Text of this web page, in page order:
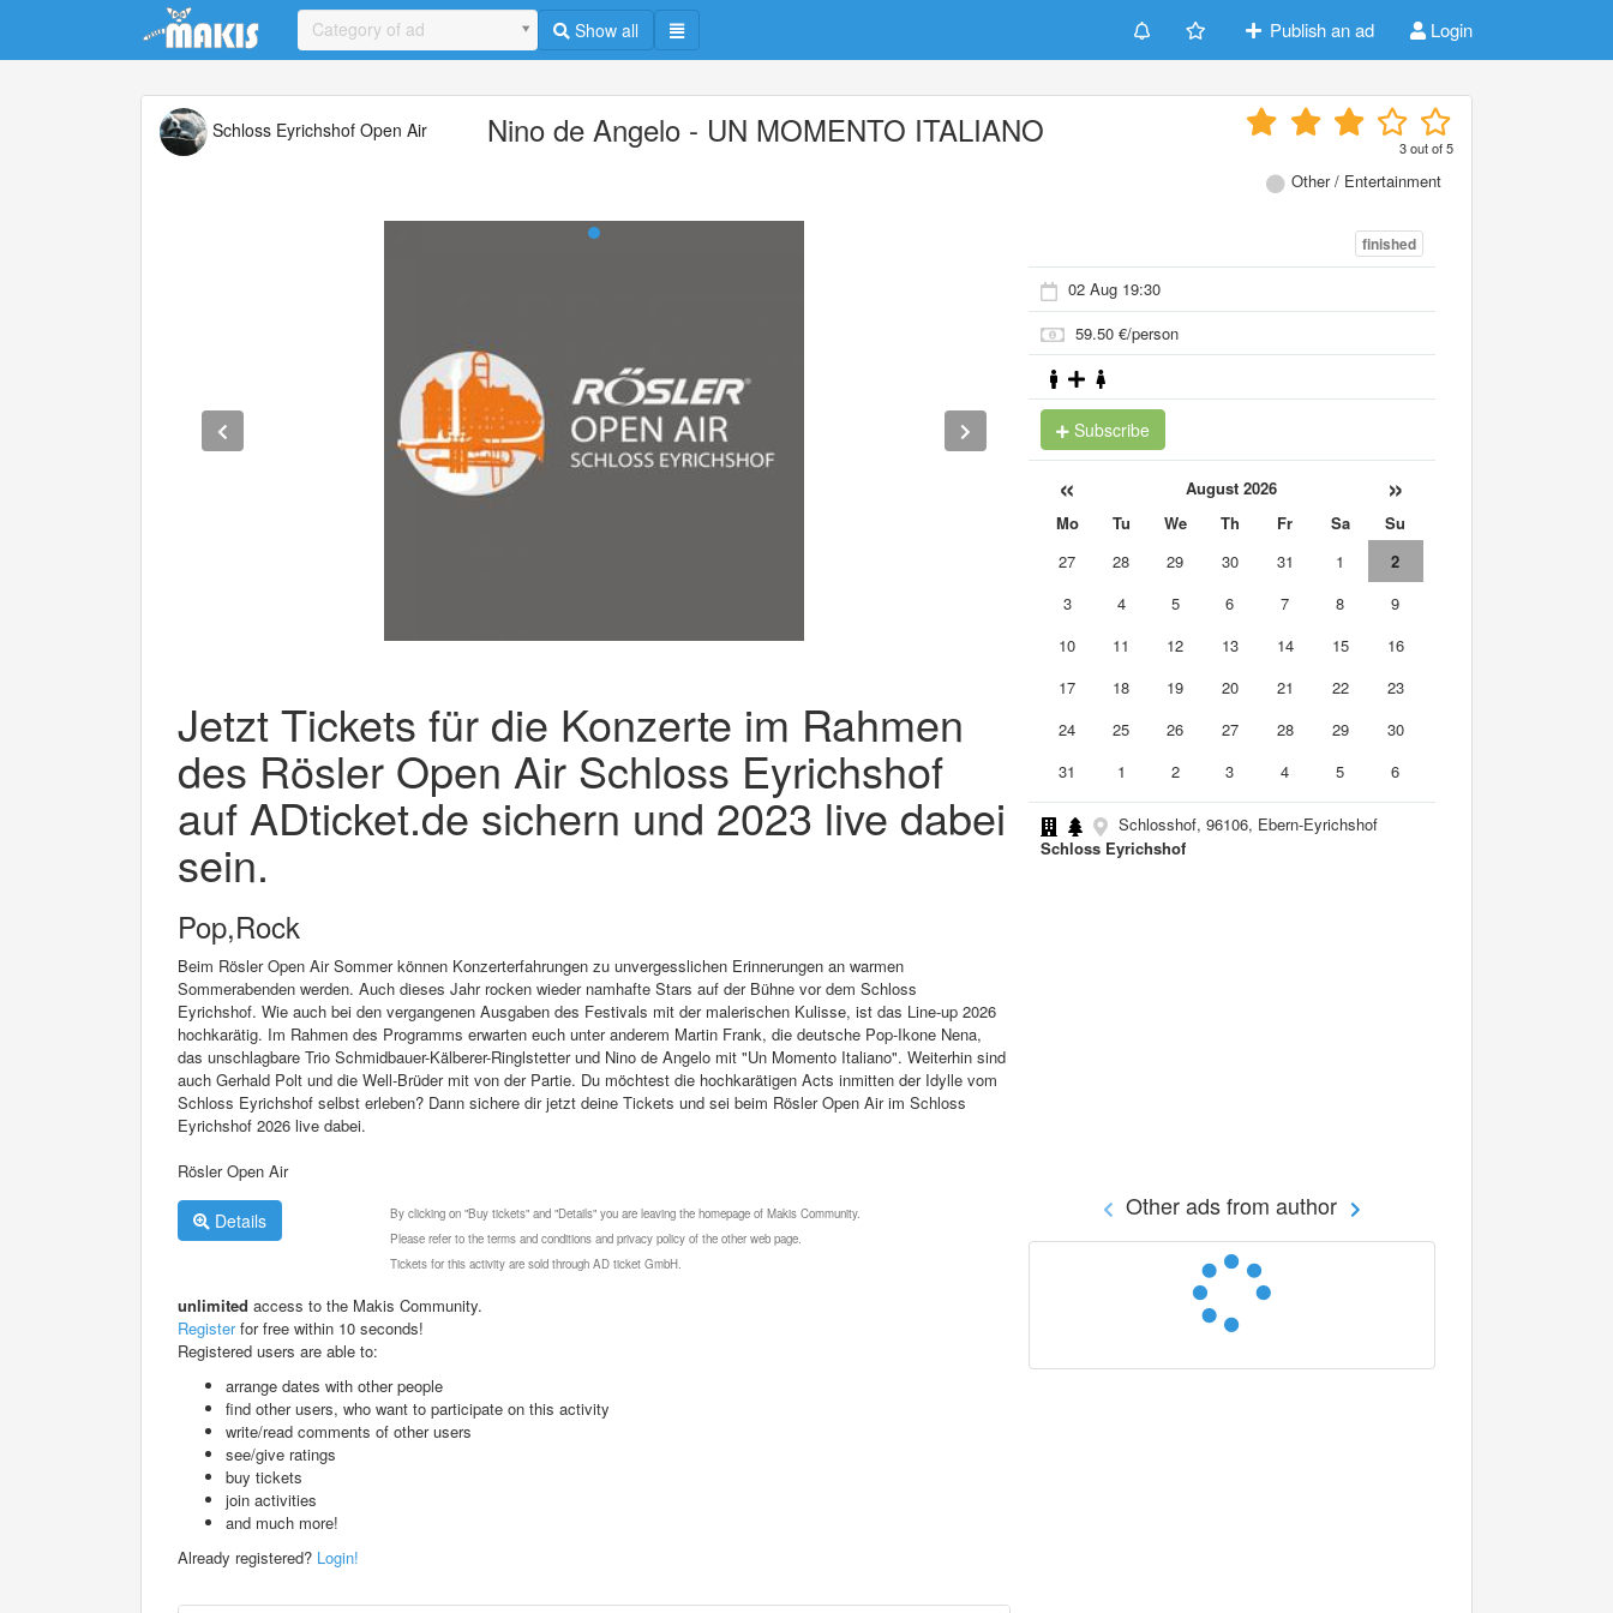
Update cookies preferences
Category of ad Show all Publish an ad Login
Schloss Eyrichshof Open Air Nino de Angelo - UN MOMENTO ITALIANO 3out of5
Other / Entertainment
Jetzt Tickets für die Konzerte im Rahmen
des Rösler Open Air Schloss Eyrichshof
auf ADticket.de sichern und 2023 live dabei
sein.
Pop,Rock
Beim Rösler Open Air Sommer können Konzerterfahrungen zu unvergesslichen Erinnerungen an warmen
Sommerabenden werden. Auch dieses Jahr rocken wieder namhafte Stars auf der Bühne vor dem Schloss
Eyrichshof. Wie auch bei den vergangenen Ausgaben des Festivals mit der malerischen Kulisse, ist das Line-up 2026
hochkarätig. Im Rahmen des Programms erwarten euch unter anderem Martin Frank, die deutsche Pop-Ikone Nena,
das unschlagbare Trio Schmidbauer-Kälberer-Ringlstetter und Nino de Angelo mit "Un Momento Italiano". Weiterhin sind
auch Gerhald Polt und die Well-Brüder mit von der Partie. Du möchtest die hochkarätigen Acts inmitten der Idylle vom
Schloss Eyrichshof selbst erleben? Dann sichere dir jetzt deine Tickets und sei beim Rösler Open Air im Schloss
Eyrichshof 2026 live dabei.
Rösler Open Air
Details
By clicking on "Buy tickets" and "Details" you are leaving the homepage of Makis Community.
Please refer to the terms and conditions and privacy policy of the other web page.
Tickets for this activity are sold through AD ticket GmbH.
unlimited access to the Makis Community.
Registerfor free within 10 seconds!
Registered users are able to:
arrange dates with other people
find other users, who want to participate on this activity
write/read comments of other users
see/give ratings
buy tickets
join activities
and much more!
Already registered? Login!
finished
02 Aug 19:30
59.50 €/person
Subscribe
« August 2026 »
Mo Tu We Th Fr Sa
Su
27
28 29 30 31 1
2
3
4 5 6 7 8
9
10
11 12 13 14 15
16
17
18 19 20 21 22
23
24
25 26 27 28 29
30
31
1 2 3 4 5 6
Schlosshof, 96106, Ebern-Eyrichshof
Schloss Eyrichshof
Other ads from author